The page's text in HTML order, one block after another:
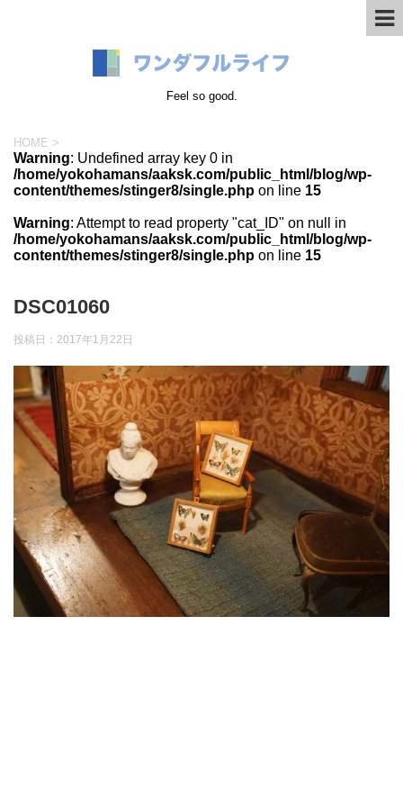
Feel so good.
HOME >
Warning: Undefined array key 0 in
/home/yokohamans/aaksk.com/public_html/blog/wp-
content/themes/stinger8/single.php on line 15
Warning: Attempt to read property "cat_ID" on null in
/home/yokohamans/aaksk.com/public_html/blog/wp-
content/themes/stinger8/single.php on line 15
DSC01060
投稿日： 2017年1月22日